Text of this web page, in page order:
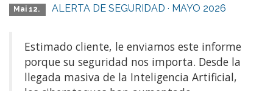
Mai 12. ALERTA DE SEGURIDAD · MAYO 2026
Estimado cliente, le enviamos este informe
porque su seguridad nos importa. Desde la
llegada masiva de la Inteligencia Artificial,